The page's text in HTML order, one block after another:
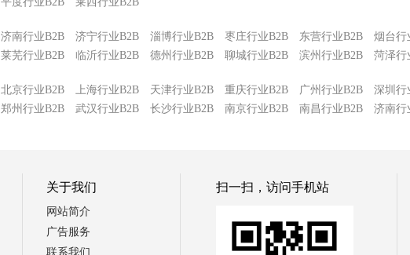
济南行业B2B 济宁行业B2B 淄博行业B2B 枣庄行业B2B 东营行业B2B 烟台行
莱芜行业B2B
临沂行业B2B 德州行业B2B 聊城行业B2B 滨州行业B2B 菏泽行
北京行业B2B 上海行业B2B 天津行业B2B 重庆行业B2B 广州行业B2B 深圳行
郑州行业B2B
武汉行业B2B 长沙行业B2B 南京行业B2B 南昌行业B2B 济南行
关于我们
网站简介
广告服务
联系我们
扫一扫，访问手机站